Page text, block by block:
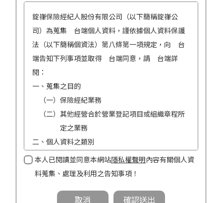
錠嵂保險經紀人股份有限公司（以下簡稱錠嵂公
司）為蒐集 台端個人資料，謹依據個人資料保護
法（以下簡稱個資法）第八條第一項規定，向 台
端告知下列事項並取得 台端同意，請 台端詳
閱：
一、蒐集之目的
（一）保險經紀業務
（二）其他經營合於營業登記項目或組織章程所
定之業務
二、個人資料之類別
（一）姓名
（二）性別
三、個人資料利用之期間、地區、對象及方式
本人已閱讀並同意本網站隱私權聲明內容有關個人資
料蒐集、處理及利用之告知事項！